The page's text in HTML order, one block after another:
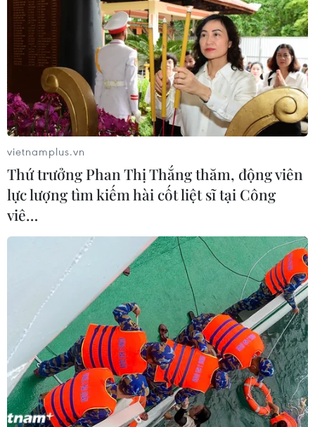
cựu vương Cúp Liên đoàn Anh
23/12/2022 03:09
Manchester City đã thẳng tiến vào tứ kết League Cup
(Cúp Liên đoàn Anh) sau khi biến Liverpool thành cựu
vương bằng chiến thắng kịch tính 3-2 trên sân nhà
Etihad.
Premier League: Arsenal, Liverpool chiến
thắng, Newcastle lên top 2
27/12/2022 02:26
vietnamplus.vn
Thứ trưởng Phan Thị Thắng thăm, động viên
lực lượng tìm kiếm hài cốt liệt sĩ tại Công
viê…